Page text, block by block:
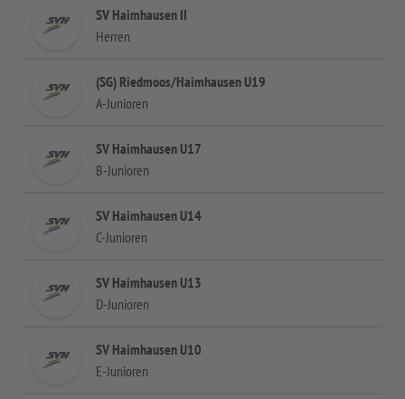
SV Haimhausen II
Herren
(SG) Riedmoos/Haimhausen U19
A-Junioren
SV Haimhausen U17
B-Junioren
SV Haimhausen U14
C-Junioren
SV Haimhausen U13
D-Junioren
SV Haimhausen U10
E-Junioren